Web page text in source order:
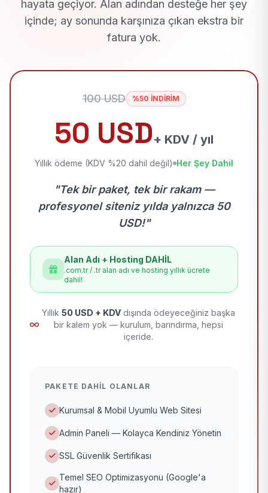
hayata geçiyor. Alan adından desteğe her şey
içinde; ay sonunda karşınıza çıkan ekstra bir
fatura yok.
100 USD %50 İNDİRİM
50 USD+ KDV / yıl
Yıllık ödeme (KDV %20 dahil değil) Her Şey Dahil
"Tek bir paket, tek bir rakam —
profesyonel siteniz yılda yalnızca 50
USD!"
Alan Adı + Hosting DAHİL
.com.tr / .tr alan adı ve hosting yıllık ücrete
dahil!
Yıllık 50 USD + KDV dışında ödeyeceğiniz başka
bir kalem yok — kurulum, barındırma, hepsi
içeride.
PAKETE DAHIL OLANLAR
Kurumsal & Mobil Uyumlu Web Sitesi
Admin Paneli — Kolayca Kendiniz Yönetin
SSL Güvenlik Sertifikası
Temel SEO Optimizasyonu (Google'a
hazır)